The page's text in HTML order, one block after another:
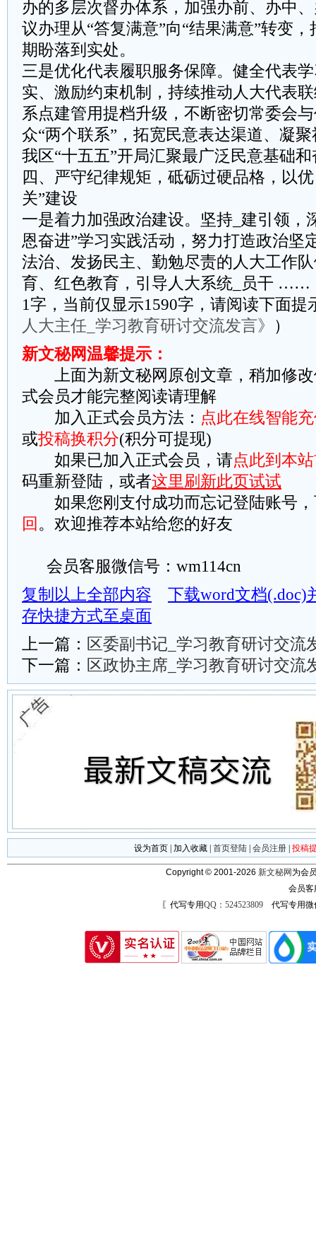
办的多层次督办体系，加强办前、办中
议办理从“答复满意”向“结果满意”转变
期盼落到实处。
三是优化代表履职服务保障。健全代表
实、激励约束机制，持续推动人大代表
系点建管用提档升级，不断密切常委会
众“两个联系”，拓宽民意表达渠道、凝
我区“十五五”开局汇聚最广泛民意基础
四、严守纪律规矩，砥砺过硬品格，以
关”建设
一是着力加强政治建设。坚持_建引领，
恩奋进”学习实践活动，努力打造政治坚
法治、发扬民主、勤勉尽责的人大工作
育、红色教育，引导人大系统_员干 ……
1字，当前仅显示1590字，请阅读下面提
人大主任_学习教育研讨交流发言》
）
新文秘网温馨提示：
上面为新文秘网原创文章，稍加修改
式会员才能完整阅读请理解
加入正式会员方法： 点此在线智能
或投稿换积分(积分可提现)
如果已加入正式会员，请点此到本
码重新登陆，或者这里刷新此页试试
如果您刚支付成功而忘记登陆账号，
回 。欢迎推荐本站给您的好友
会员客服微信号：wm114cn
复制以上全部内容
下载word文档(.doc)
存快捷方式至桌面
上一篇： 区委副书记_学习教育研讨交流
下一篇： 区政协主席_学习教育研讨交流
设为首页 加入收藏 首页登陆 会员注册 投稿
Copyright © 2001-2026 新文秘网 为会
会员
〖代写专用QQ：524523809代写专用微